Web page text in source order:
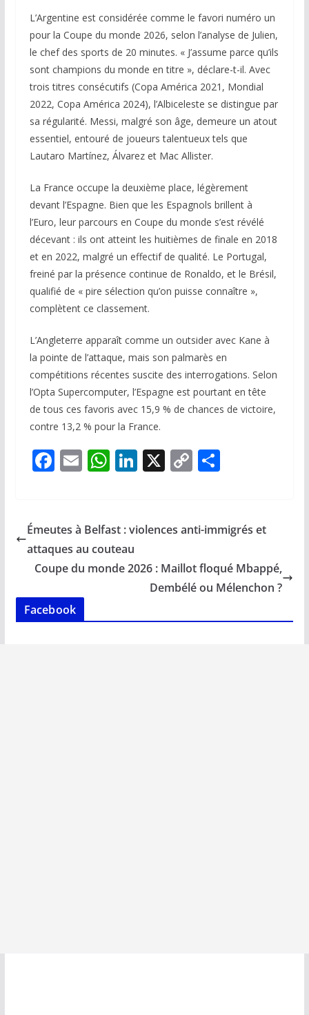
L’Argentine est considérée comme le favori numéro un
pour la Coupe du monde 2026, selon l’analyse de Julien,
le chef des sports de 20 minutes. « J’assume parce qu’ils
sont champions du monde en titre », déclare-t-il. Avec
trois titres consécutifs (Copa América 2021, Mondial
2022, Copa América 2024), l’Albiceleste se distingue par
sa régularité. Messi, malgré son âge, demeure un atout
essentiel, entouré de joueurs talentueux tels que
Lautaro Martínez, Álvarez et Mac Allister.
La France occupe la deuxième place, légèrement
devant l’Espagne. Bien que les Espagnols brillent à
l’Euro, leur parcours en Coupe du monde s’est révélé
décevant : ils ont atteint les huitièmes de finale en 2018
et en 2022, malgré un effectif de qualité. Le Portugal,
freiné par la présence continue de Ronaldo, et le Brésil,
qualifié de « pire sélection qu’on puisse connaître »,
complètent ce classement.
L’Angleterre apparaît comme un outsider avec Kane à
la pointe de l’attaque, mais son palmarès en
compétitions récentes suscite des interrogations. Selon
l’Opta Supercomputer, l’Espagne est pourtant en tête
de tous ces favoris avec 15,9 % de chances de victoire,
contre 13,2 % pour la France.
F
b
o
o
k
E
l
W
s
A
p
Li
e
n
X C
y
n
k
P
g
Émeutes à Belfast : violences anti-immigrés et
attaques au couteau
Coupe du monde 2026 : Maillot floqué Mbappé,
Dembélé ou Mélenchon ?
Facebook